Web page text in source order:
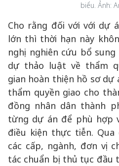
biểu. Ảnh:
Cho rằng đối với với dự
lớn thì thời hạn này
nghị nghiên cứu bổ
dự thảo luật về thẩm
gian hoàn thiện hồ sơ dự
thẩm quyền giao cho
đồng nhân dân thành
từng dự án để phù hợp
điều kiện thực tiễn.
các cấp, ngành, đơn vị
tác chuẩn bị thủ tục đầu